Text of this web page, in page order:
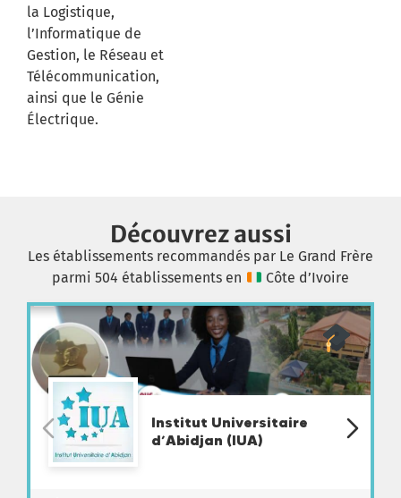
la Logistique,
l’Informatique de
Gestion, le Réseau et
Télécommunication,
ainsi que le Génie
Électrique.
Découvrez aussi
Les établissements recommandés par Le Grand Frère
parmi 504 établissements en
Côte d’Ivoire
Institut Universitaire
d’Abidjan (IUA)